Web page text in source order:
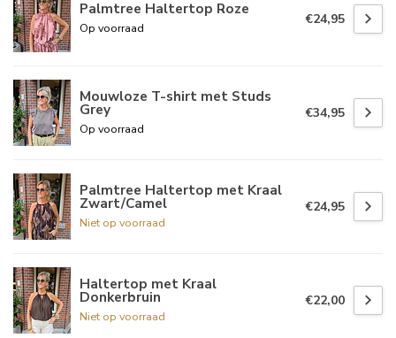
Palmtree Haltertop Roze
Op voorraad
€24,95
Mouwloze T-shirt met Studs
Grey
Op voorraad
€34,95
Palmtree Haltertop met Kraal
Zwart/Camel
Niet op voorraad
€24,95
Haltertop met Kraal
Donkerbruin
Niet op voorraad
€22,00